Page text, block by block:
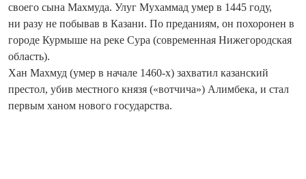
своего сына Махмуда. Улуг Мухаммад умер в 1445 году,
ни разу не побывав в Казани. По преданиям, он похоронен в
городе Курмыше на реке Сура (современная Нижегородская
область).
Хан Махмуд (умер в начале 1460-х) захватил казанский
престол, убив местного князя («вотчича») Алимбека, и стал
первым ханом нового государства.